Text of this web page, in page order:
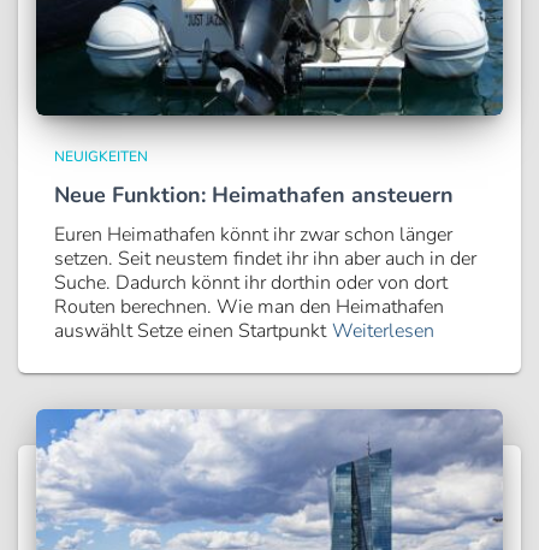
NEUIGKEITEN
Neue Funktion: Heimathafen ansteuern
Euren Heimathafen könnt ihr zwar schon länger
setzen. Seit neustem findet ihr ihn aber auch in der
Suche. Dadurch könnt ihr dorthin oder von dort
Routen berechnen. Wie man den Heimathafen
auswählt Setze einen Startpunkt Weiterlesen